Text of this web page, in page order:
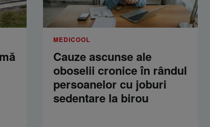
MEDICOOL
Cauze ascunse ale
oboselii cronice în rândul
persoanelor cu joburi
sedentare la birou